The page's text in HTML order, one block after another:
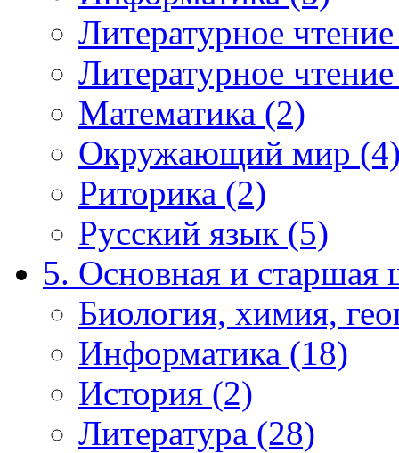
Литературное
Литературное
Математика (2)
Окружающий мир
Риторика (2)
Русский язык (5)
5. Основная и старшая
Биология, химия,
Информатика (18)
История (2)
Литература (28)